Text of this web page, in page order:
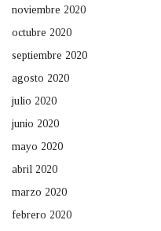
noviembre 2020
octubre 2020
septiembre 2020
agosto 2020
julio 2020
junio 2020
mayo 2020
abril 2020
marzo 2020
febrero 2020